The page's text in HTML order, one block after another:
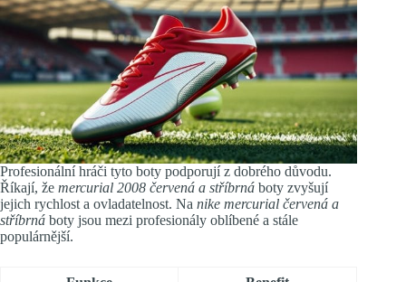
Profesionální hráči tyto boty podporují z dobrého důvodu.
Říkají, že mercurial 2008 červená a stříbrná boty zvyšují
jejich rychlost a ovladatelnost. Na nike mercurial červená a
stříbrná boty jsou mezi profesionály oblíbené a stále
populárnější.